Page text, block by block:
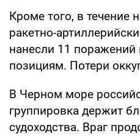
Кроме того, в течение
ракетно-
нанесли 11
позициям. Потери
В Черном море
группировка держит
судоходства. Враг